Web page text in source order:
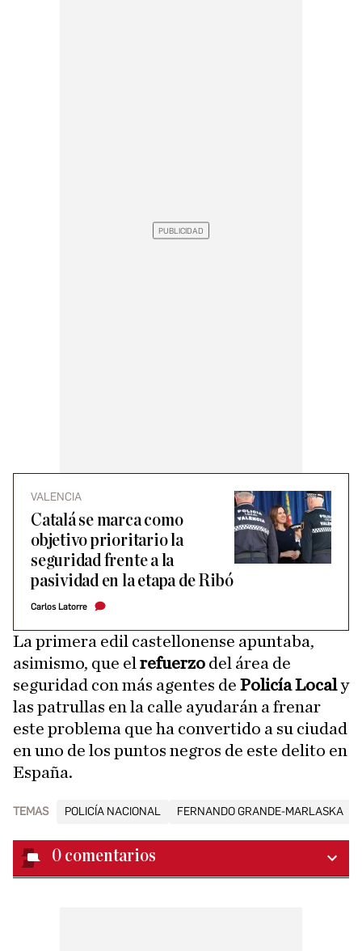
VALENCIA
Catalá se marca como
objetivo prioritario la
seguridad frente a la
pasividad en la etapa de Ribó
Carlos Latorre
La primera edil castellonense apuntaba,
asimismo, que el refuerzo del área de
seguridad con más agentes de Policía Localy
las patrullas en la calle ayudarán a frenar
este problema que ha convertido a su ciudad
en uno de los puntos negros de este delito en
España.
TEMAS POLICÍA NACIONAL FERNANDO GRANDE-MARLASKA
0 comentarios